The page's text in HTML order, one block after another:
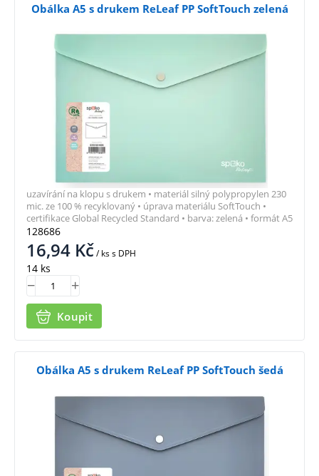
Obálka A5 s drukem ReLeaf PP SoftTouch zelená
128686
16,94 Kč/ kss DPH
14 ks
Koupit
uzavírání na klopu s drukem • materiál silný polypropylen 230
mic. ze 100 % recyklovaný • úprava materiálu SoftTouch •
certifikace Global Recycled Standard • barva: zelená • formát A5
Obálka A5 s drukem ReLeaf PP SoftTouch šedá